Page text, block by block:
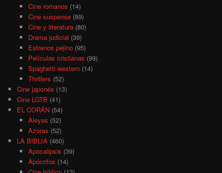
Cine romanos (14)
Cine suspense(89)
Cine y literatura(80)
Drama judicial (39)
Estrenos pejino(95)
Películas cristianas (99)
Spaghetti western(14)
Thrillers (52)
Cine japonés (13)
Cine LGTB (41)
EL CORÁN (54)
Aleyas (52)
Azoras (52)
LA BIBLIA (460)
Apocalipsis (39)
Apócrifos (14)